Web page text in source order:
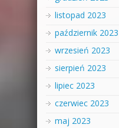
listopad 2023
październik 2023
wrzesień 2023
sierpień 2023
lipiec 2023
czerwiec 2023
maj 2023